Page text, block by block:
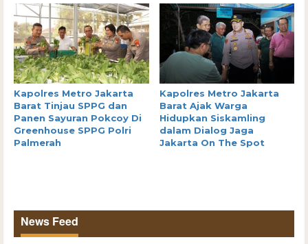
Kapolres Metro Jakarta
Barat Tinjau SPPG dan
Panen Sayuran Pokcoy Di
Greenhouse SPPG Polri
Palmerah
Kapolres Metro Jakarta
Barat Ajak Warga
Hidupkan Siskamling
dalam Dialog Jaga
Jakarta On The Spot
News Feed